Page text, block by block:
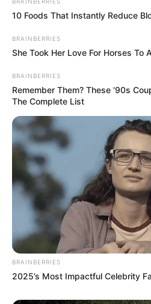
10 Foods That Instantly Reduce
BRAINBERRIES
She Took Her Love For Horses To
BRAINBERRIES
Remember Them? These '90s
The Complete List
BRAINBERRIES
2025’s Most Impactful Celebrity